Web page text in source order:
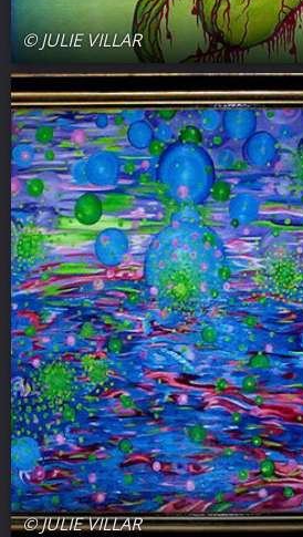
© JULIE VILLAR
© JULIE VILLAR